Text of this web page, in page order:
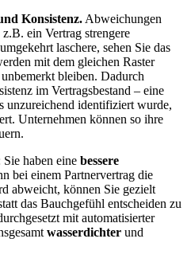
Konsistenz. Abweichungen
ein Vertrag strengere
laschere, sehen Sie das
mit dem gleichen Raster
bleiben. Dadurch
im Vertragsbestand – eine
unzureichend identifiziert wurde,
Unternehmen können so ihre
haben eine bessere
bei einem Partnervertrag die
abweicht, können Sie gezielt
das Bauchgefühl entscheiden zu
mit automatisierter
wasserdichter und